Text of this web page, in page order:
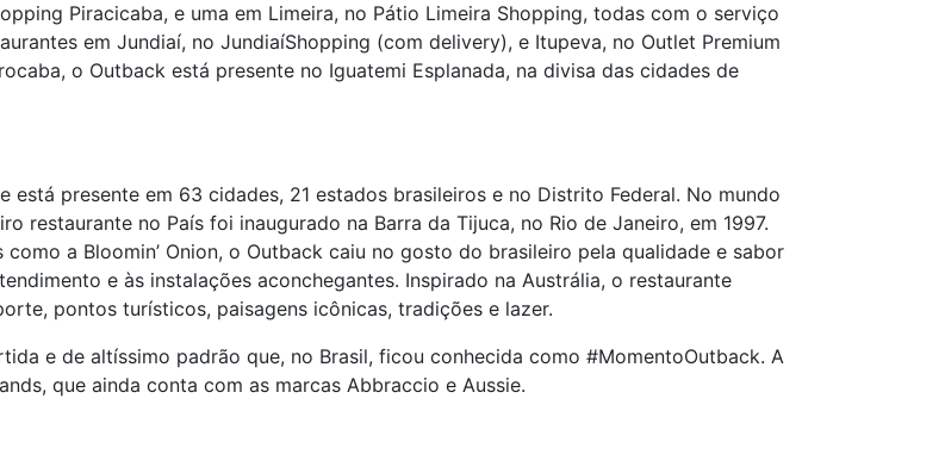
Piracicaba, e uma em Limeira, no Pátio Limeira Shopping, todas com o serviço
em Jundiaí, no JundiaíShopping (com delivery), e Itupeva, no Outlet Premium
o Outback está presente no Iguatemi Esplanada, na divisa das cidades de
está presente em 63 cidades, 21 estados brasileiros e no Distrito Federal. No mundo
restaurante no País foi inaugurado na Barra da Tijuca, no Rio de Janeiro, em 1997.
a Bloomin’ Onion, o Outback caiu no gosto do brasileiro pela qualidade e sabor
e às instalações aconchegantes. Inspirado na Austrália, o restaurante
pontos turísticos, paisagens icônicas, tradições e lazer.
e de altíssimo padrão que, no Brasil, ficou conhecida como #MomentoOutback. A
que ainda conta com as marcas Abbraccio e Aussie.